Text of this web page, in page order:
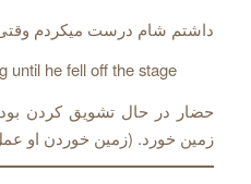
داشتم شام درست میکردم
until he fell off the stage
حضار در حال تشویق کردن
زمین خورد. (زمین خوردن او